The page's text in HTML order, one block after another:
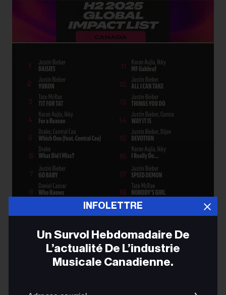
INFOLETTRE
Un Survol Hebdomadaire De
L’actualité De L’industrie
Musicale Canadienne.